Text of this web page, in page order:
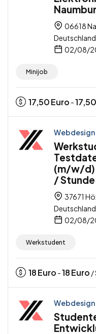
06618
Deutschland
02/08/
Minijob
17,50Euro -17,50
Webdesign
(m/w/d)
/ Stunde
37671
Deutschland
02/08/
Werkstudent
18Euro -18Euro /
Webdesign